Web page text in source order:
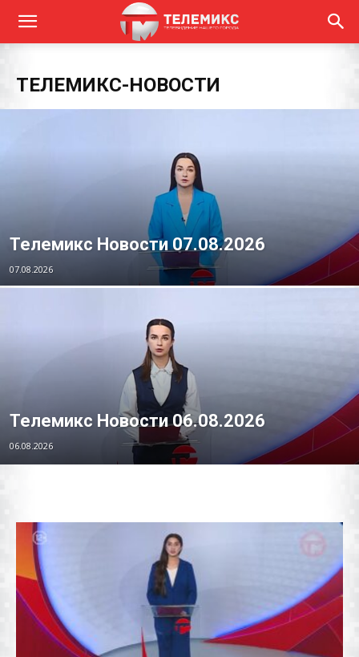
ТЕЛЕМИКС-НОВОСТИ
Телемикс Новости 07.08.2026
07.08.2026
Телемикс Новости 06.08.2026
06.08.2026